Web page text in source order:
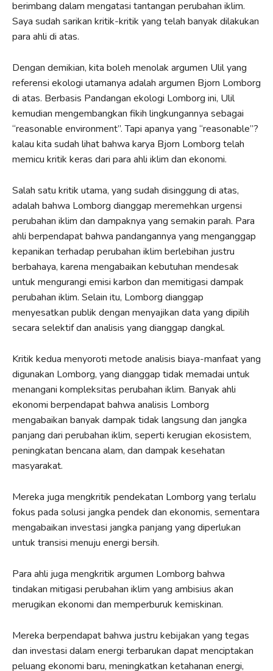
berimbang dalam mengatasi tantangan perubahan iklim.
Saya sudah sarikan kritik-kritik yang telah banyak dilakukan
para ahli di atas.
Dengan demikian, kita boleh menolak argumen Ulil yang
referensi ekologi utamanya adalah argumen Bjorn Lomborg
di atas. Berbasis Pandangan ekologi Lomborg ini, Ulil
kemudian mengembangkan fikih lingkungannya sebagai
“reasonable environment”. Tapi apanya yang “reasonable”?
kalau kita sudah lihat bahwa karya Bjorn Lomborg telah
memicu kritik keras dari para ahli iklim dan ekonomi.
Salah satu kritik utama, yang sudah disinggung di atas,
adalah bahwa Lomborg dianggap meremehkan urgensi
perubahan iklim dan dampaknya yang semakin parah. Para
ahli berpendapat bahwa pandangannya yang menganggap
kepanikan terhadap perubahan iklim berlebihan justru
berbahaya, karena mengabaikan kebutuhan mendesak
untuk mengurangi emisi karbon dan memitigasi dampak
perubahan iklim. Selain itu, Lomborg dianggap
menyesatkan publik dengan menyajikan data yang dipilih
secara selektif dan analisis yang dianggap dangkal.
Kritik kedua menyoroti metode analisis biaya-manfaat yang
digunakan Lomborg, yang dianggap tidak memadai untuk
menangani kompleksitas perubahan iklim. Banyak ahli
ekonomi berpendapat bahwa analisis Lomborg
mengabaikan banyak dampak tidak langsung dan jangka
panjang dari perubahan iklim, seperti kerugian ekosistem,
peningkatan bencana alam, dan dampak kesehatan
masyarakat.
Mereka juga mengkritik pendekatan Lomborg yang terlalu
fokus pada solusi jangka pendek dan ekonomis, sementara
mengabaikan investasi jangka panjang yang diperlukan
untuk transisi menuju energi bersih.
Para ahli juga mengkritik argumen Lomborg bahwa
tindakan mitigasi perubahan iklim yang ambisius akan
merugikan ekonomi dan memperburuk kemiskinan.
Mereka berpendapat bahwa justru kebijakan yang tegas
dan investasi dalam energi terbarukan dapat menciptakan
peluang ekonomi baru, meningkatkan ketahanan energi,